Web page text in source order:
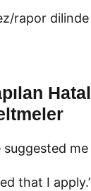
rapor
suggested
that I